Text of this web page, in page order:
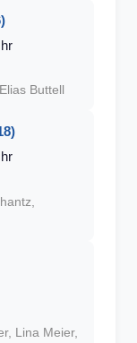
Buttell
Lina Meier,